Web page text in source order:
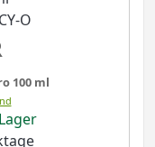
O
100 ml